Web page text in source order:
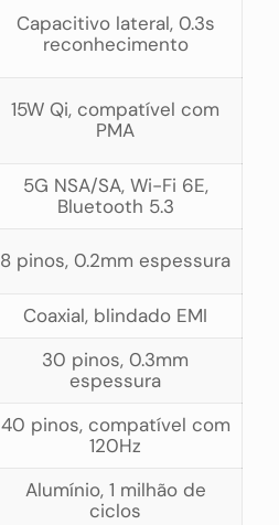
Capacitivo lateral, 0.3s
reconhecimento
15W Qi, compatível com
PMA
5G NSA/SA, Wi-Fi 6E,
Bluetooth 5.3
8 pinos, 0.2mm espessura
Coaxial, blindado EMI
30 pinos, 0.3mm
espessura
40 pinos, compatível com
120Hz
Alumínio, 1 milhão de
ciclos